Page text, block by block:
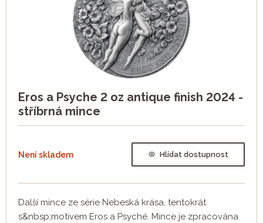
Eros a Psyche 2 oz antique finish 2024 -
stříbrná mince
Není skladem Hlídat dostupnost
Další mince ze série Nebeská krása, tentokrát
s&nbsp;motivem Eros a Psyché. Mince je zpracována